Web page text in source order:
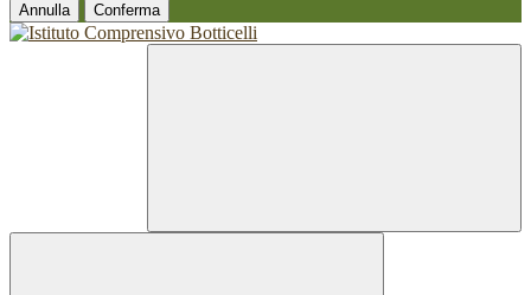
Annulla Conferma